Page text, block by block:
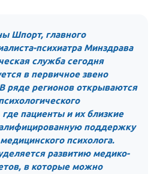
Шпорт, главного
психиатра Минздрава
служба сегодня
в первичное звено
ряде регионов открываются
где пациенты и их близкие
поддержку
психолога.
развитию медико-
в которые можно